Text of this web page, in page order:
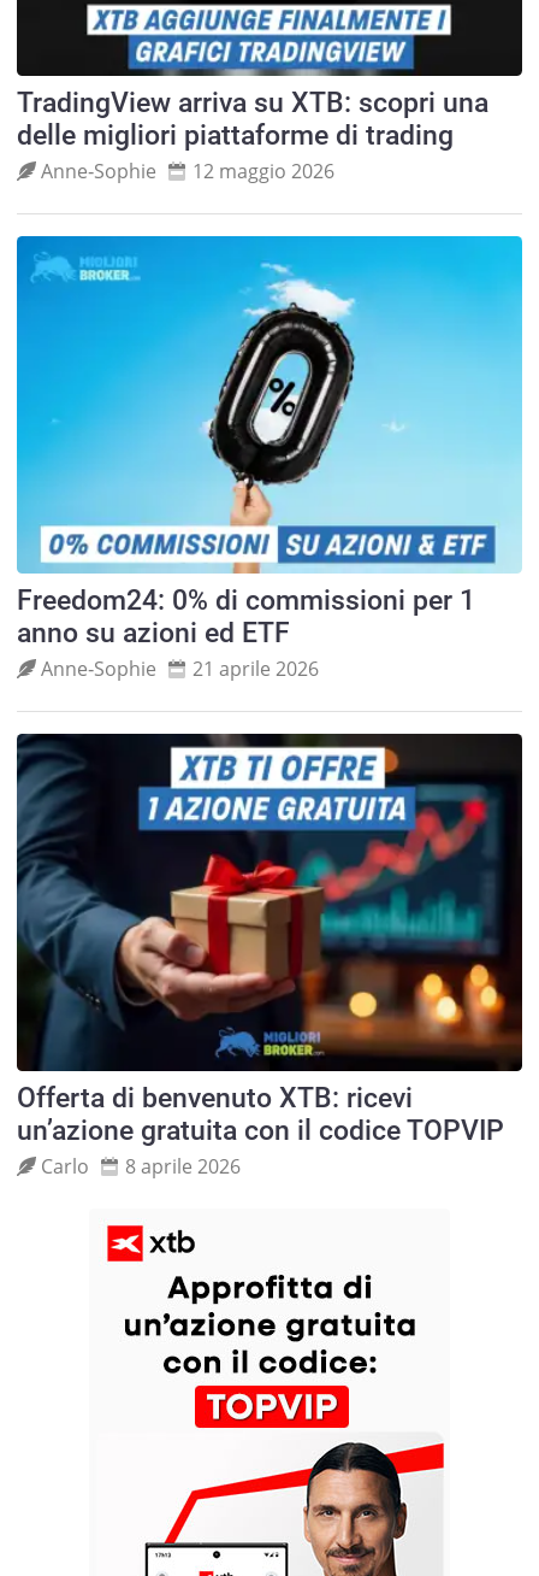
TradingView arriva su XTB: scopri una
delle migliori piattaforme di trading
Anne‑Sophie 12 maggio 2026
Freedom24: 0% di commissioni per 1
anno su azioni ed ETF
Anne‑Sophie 21 aprile 2026
Offerta di benvenuto XTB: ricevi
un’azione gratuita con il codice TOPVIP
Carlo 8 aprile 2026